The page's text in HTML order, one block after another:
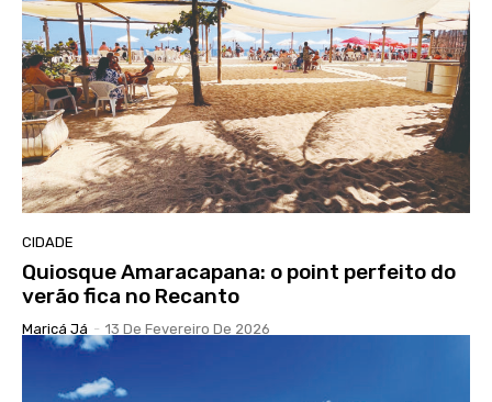
CIDADE
Quiosque Amaracapana: o point perfeito do
verão fica no Recanto
Maricá Já - 13 De Fevereiro De 2026